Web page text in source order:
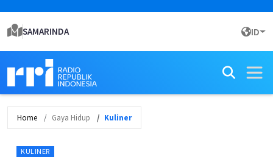
SAMARINDA ID
Home Gaya Hidup Kuliner
KULINER